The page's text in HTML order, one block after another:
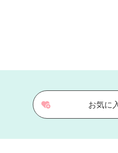
お気に